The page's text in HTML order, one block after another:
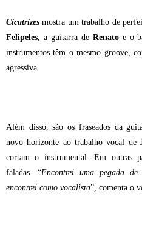
Cicatrizes mostra um trabalho de
Felipeles, a guitarra de Renatoe o
instrumentos têm o mesmo groove,
agressiva.
Além disso, são os fraseados da
novo horizonte ao trabalho vocal de
cortam o instrumental. Em outras
faladas. “Encontrei uma pegada
encontrei como vocalista”, comenta o